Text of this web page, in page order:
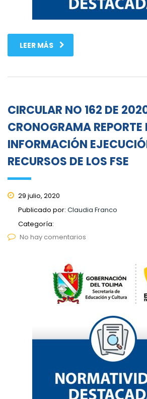
LEER MÁS
CIRCULAR NO 162 DE
CRONOGRAMA REPORTE
INFORMACIÓN
RECURSOS DE LOS FSE
29 julio, 2020
Publicado por: Claudia Franco
Categoría:
No hay comentarios